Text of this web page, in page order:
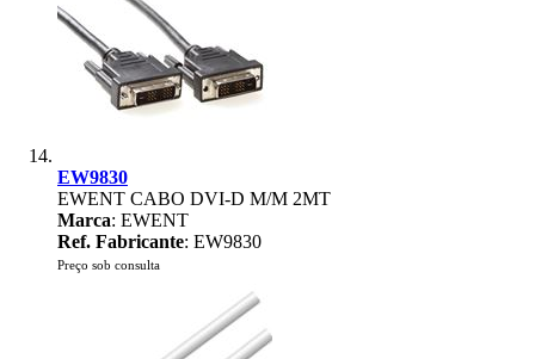
EW9830
EWENT CABO DVI-D M/M 2MT
Marca: EWENT
Ref. Fabricante: EW9830
Preço sob consulta